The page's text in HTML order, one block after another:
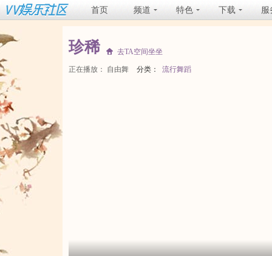
首页 频道 特色 下载 服
珍稀 去TA空间坐坐
正在播放： 自由舞 分类： 流行舞蹈